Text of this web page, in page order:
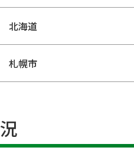
北海道
札幌市